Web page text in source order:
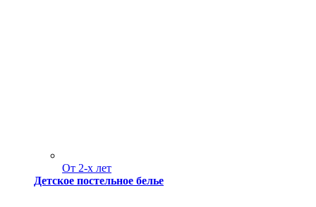
От 2-х лет
Детское постельное белье